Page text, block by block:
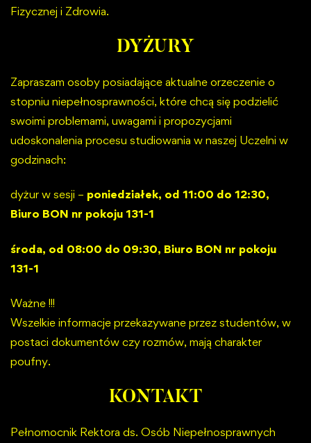
Fizycznej i Zdrowia.
DYŻURY
Zapraszam osoby posiadające aktualne orzeczenie o
stopniu niepełnosprawności, które chcą się podzielić
swoimi problemami, uwagami i propozycjami
udoskonalenia procesu studiowania w naszej Uczelni w
godzinach:
dyżur w sesji – poniedziałek, od 11:00 do 12:30,
Biuro BON nr pokoju 131-1
środa, od 08:00 do 09:30, Biuro BON nr pokoju
131-1
Ważne !!!
Wszelkie informacje przekazywane przez studentów, w
postaci dokumentów czy rozmów, mają charakter
poufny.
KONTAKT
Pełnomocnik Rektora ds. Osób Niepełnosprawnych